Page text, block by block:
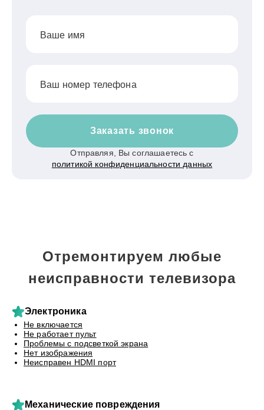
Ваше имя
Ваш номер телефона
Заказать звонок
Отправляя, Вы соглашаетесь с
политикой конфиденциальности данных
Отремонтируем любые
неисправности телевизора
Электроника
Не включается
Не работает пульт
Проблемы с подсветкой экрана
Нет изображения
Неисправен HDMI порт
Механические повреждения